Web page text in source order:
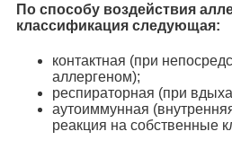
По способу воздействия
классификация следующая:
контактная (при
аллергеном);
респираторная (при
аутоиммунная
реакция на собственные